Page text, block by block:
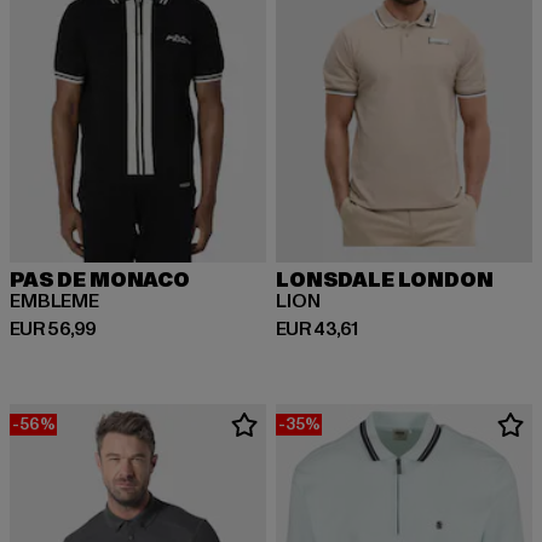
PAS DE MONACO
EMBLEME
EUR 56,99
Huidige prijs: EUR 56,99
LONSDALE LONDON
LION
EUR 43,61
Huidige prijs: EUR 43,61
-56% -35%